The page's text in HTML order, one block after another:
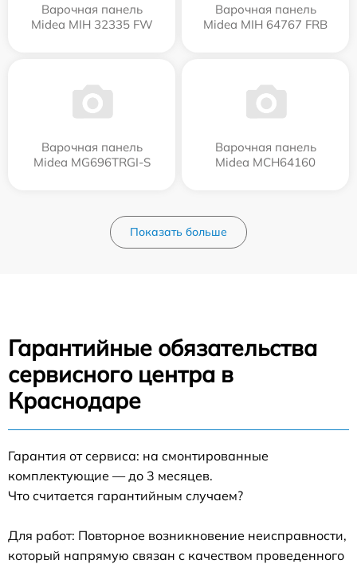
Варочная панель
Midea MIH 32335 FW
Варочная панель
Midea MIH 64767 FRB
Варочная панель
Midea MG696TRGI-S
Варочная панель
Midea MCH64160
Показать больше
Гарантийные обязательства
сервисного центра в
Краснодаре
Гарантия от сервиса: на смонтированные
комплектующие — до 3 месяцев.
Что считается гарантийным случаем?
Для работ: Повторное возникновение неисправности,
который напрямую связан с качеством проведенного